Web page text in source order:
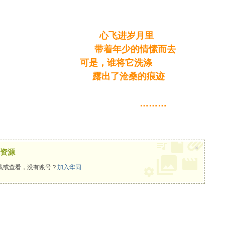
心飞进岁月里
带着年少的情愫而去
可是，谁将它洗涤6 ^7 H' K' }7 S5 o# o+ X9 R%
露出了沧桑的痕迹
………
源
或查看，没有账号？ 加入华同
×